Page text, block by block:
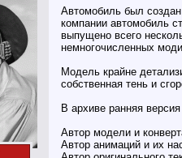
Автомобиль был
компании автомобиль
выпущено всего
немногочисленных
Модель крайне
собственная тень и
В архиве ранняя
Автор модели и
Автор анимаций и их